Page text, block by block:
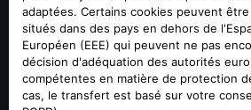
comme l'exige le nouveau règlement
extrêmement contraignante. En tant
quelques jours après sa présentation
internationale, Tonale fait ses débuts
premier SUV compact électrifié, pour